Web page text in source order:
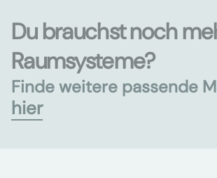
Du brauchst noch
Raumsysteme?
Finde weitere passende
hier